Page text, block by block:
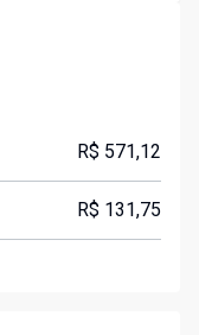
R$ 571,12
R$ 131,75